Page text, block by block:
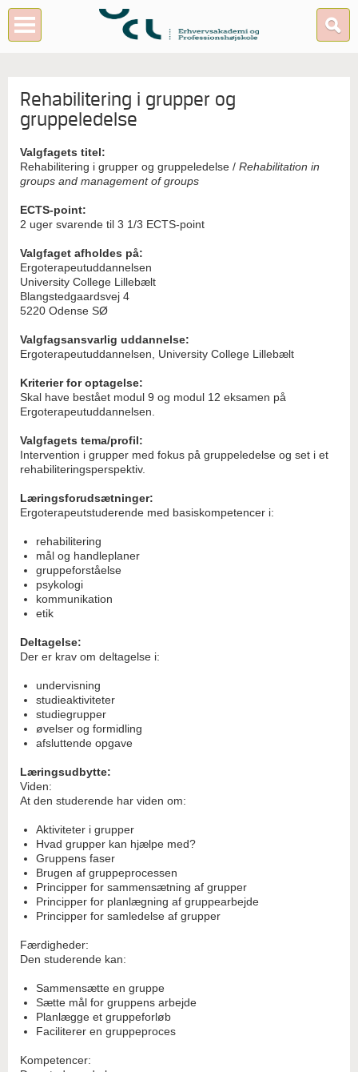
Rehabilitering i grupper og
gruppeledelse
Valgfagets titel:
Rehabilitering i grupper og gruppeledelse / Rehabilitation in
groups and management of groups
ECTS-point:
2 uger svarende til 3 1/3 ECTS-point
Valgfaget afholdes på:
Ergoterapeutuddannelsen
University College Lillebælt
Blangstedgaardsvej 4
5220 Odense SØ
Valgfagsansvarlig uddannelse:
Ergoterapeutuddannelsen, University College Lillebælt
Kriterier for optagelse:
Skal have bestået modul 9 og modul 12 eksamen på
Ergoterapeutuddannelsen.
Valgfagets tema/profil:
Intervention i grupper med fokus på gruppeledelse og set i et
rehabiliteringsperspektiv.
Læringsforudsætninger:
Ergoterapeutstuderende med basiskompetencer i:
rehabilitering
mål og handleplaner
gruppeforståelse
psykologi
kommunikation
etik
Deltagelse:
Der er krav om deltagelse i:
undervisning
studieaktiviteter
studiegrupper
øvelser og formidling
afsluttende opgave
Læringsudbytte:
Viden:
At den studerende har viden om:
Aktiviteter i grupper
Hvad grupper kan hjælpe med?
Gruppens faser
Brugen af gruppeprocessen
Principper for sammensætning af grupper
Principper for planlægning af gruppearbejde
Principper for samledelse af grupper
Færdigheder:
Den studerende kan:
Sammensætte en gruppe
Sætte mål for gruppens arbejde
Planlægge et gruppeforløb
Faciliterer en gruppeproces
Kompetencer: